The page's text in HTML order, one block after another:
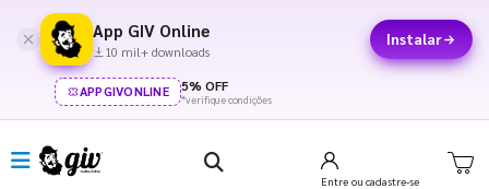
App GIV Online
10 mil+ downloads
Instalar
APPGIVONLINE 5% OFF
*verifique condições
Entre ou cadastre-se